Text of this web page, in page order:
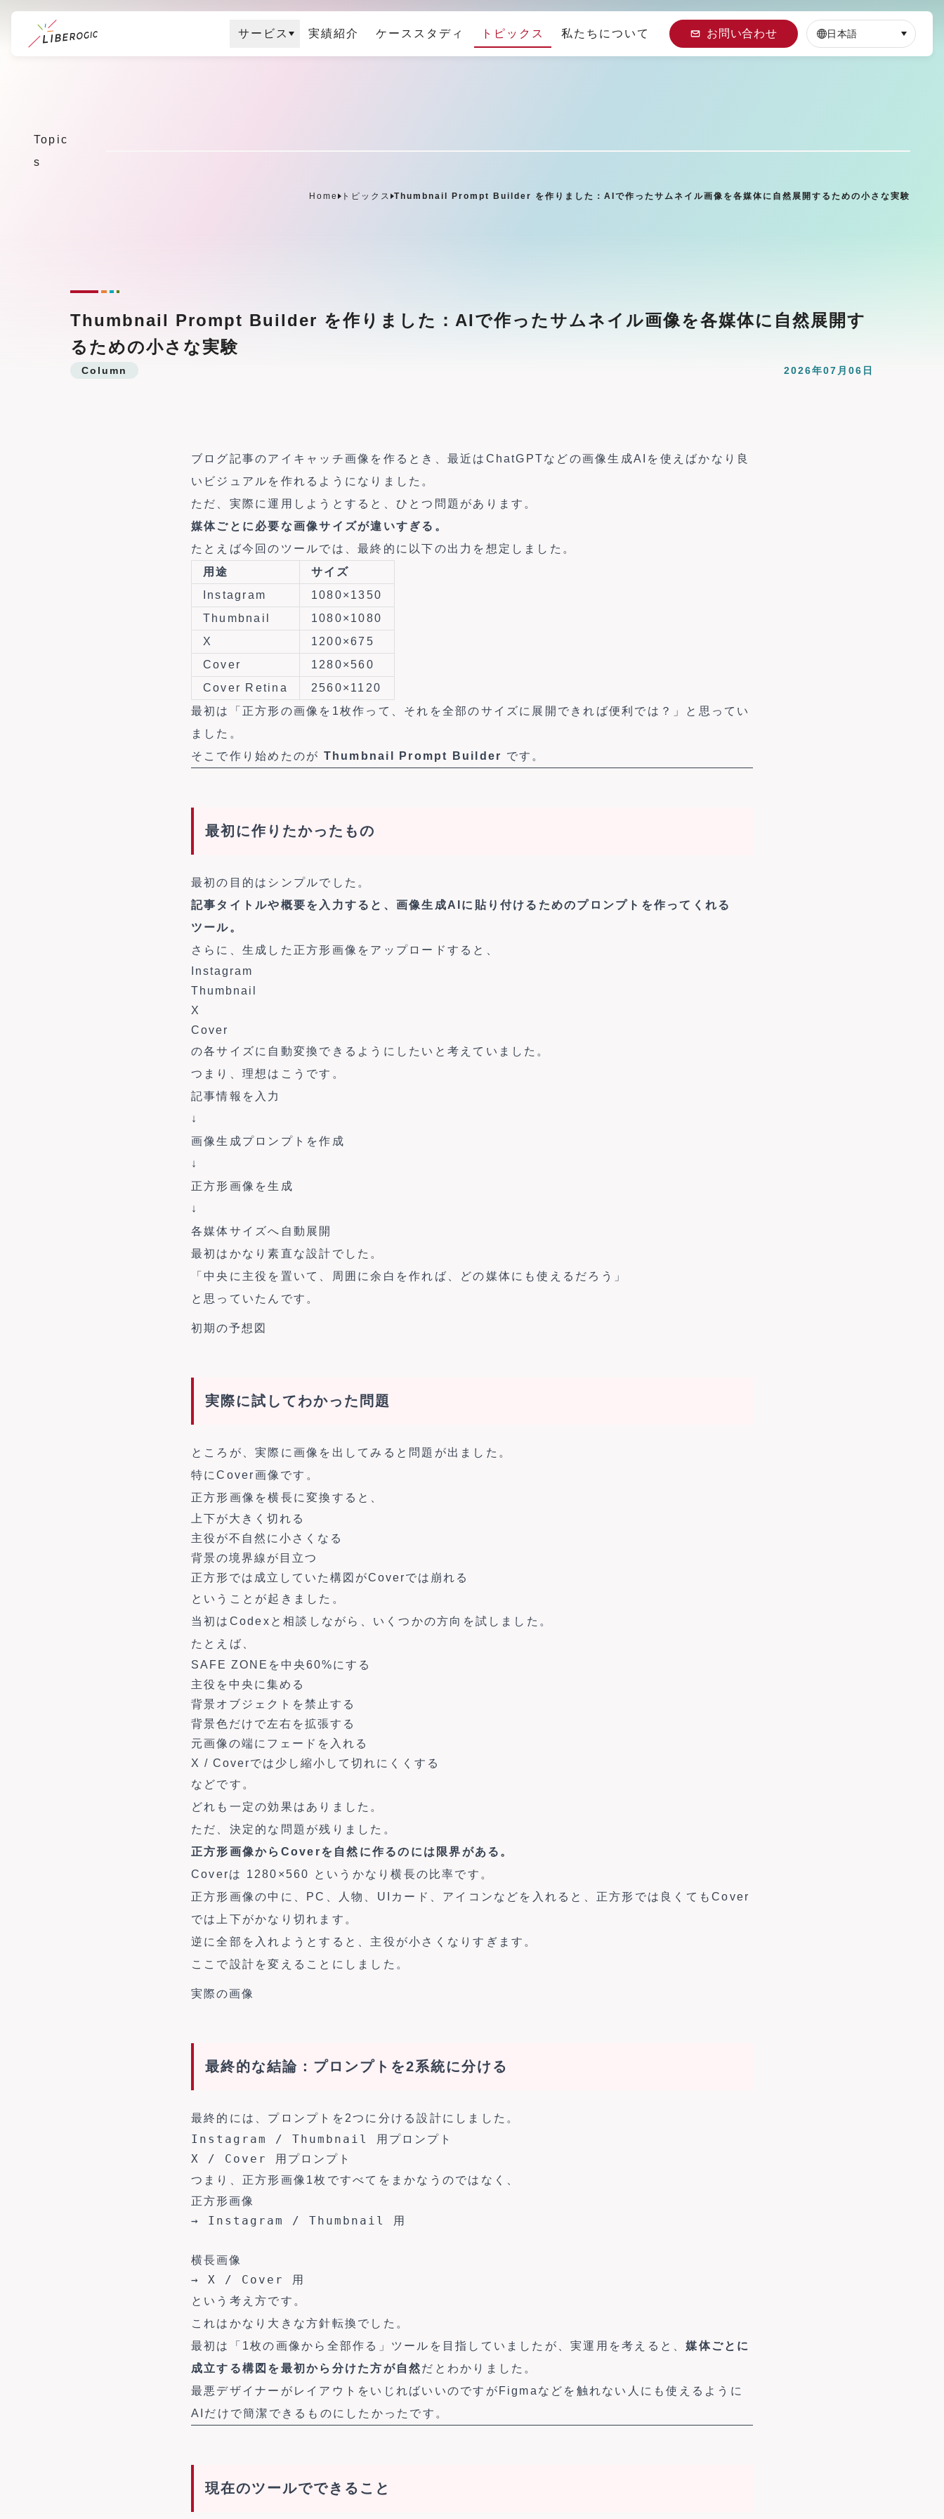
サービス 実績紹介 ケーススタディ トピックス 私たちについて お問い合わせ 日本語
Topic
s
Home トピックス Thumbnail Prompt Builder を作りました：AIで作ったサムネイル画像を各媒体に自然展開するための小さな実験
Thumbnail Prompt Builder を作りました：AIで作ったサムネイル画像を各媒体に自然展開す
るための小さな実験
Column 2026年07月06日
ブログ記事のアイキャッチ画像を作るとき、最近はChatGPTなどの画像生成AIを使えばかなり良
いビジュアルを作れるようになりました。
ただ、実際に運用しようとすると、ひとつ問題があります。
媒体ごとに必要な画像サイズが違いすぎる。
たとえば今回のツールでは、最終的に以下の出力を想定しました。
用途
サイズ
Instagram
1080×1350
Thumbnail
1080×1080
X
1200×675
Cover
1280×560
Cover Retina
2560×1120
最初は「正方形の画像を1枚作って、それを全部のサイズに展開できれば便利では？」と思ってい
ました。
そこで作り始めたのが Thumbnail Prompt Builder です。
最初に作りたかったもの
最初の目的はシンプルでした。
記事タイトルや概要を入力すると、画像生成AIに貼り付けるためのプロンプトを作ってくれる
ツール。
さらに、生成した正方形画像をアップロードすると、
Instagram
Thumbnail
X
Cover
の各サイズに自動変換できるようにしたいと考えていました。
つまり、理想はこうです。
記事情報を入力
↓
画像生成プロンプトを作成
↓
正方形画像を生成
↓
各媒体サイズへ自動展開
最初はかなり素直な設計でした。
「中央に主役を置いて、周囲に余白を作れば、どの媒体にも使えるだろう」
と思っていたんです。
初期の予想図
実際に試してわかった問題
ところが、実際に画像を出してみると問題が出ました。
特にCover画像です。
正方形画像を横長に変換すると、
上下が大きく切れる
主役が不自然に小さくなる
背景の境界線が目立つ
正方形では成立していた構図がCoverでは崩れる
ということが起きました。
当初はCodexと相談しながら、いくつかの方向を試しました。
たとえば、
SAFE ZONEを中央60%にする
主役を中央に集める
背景オブジェクトを禁止する
背景色だけで左右を拡張する
元画像の端にフェードを入れる
X / Coverでは少し縮小して切れにくくする
などです。
どれも一定の効果はありました。
ただ、決定的な問題が残りました。
正方形画像からCoverを自然に作るのには限界がある。
Coverは 1280×560 というかなり横長の比率です。
正方形画像の中に、PC、人物、UIカード、アイコンなどを入れると、正方形では良くてもCover
では上下がかなり切れます。
逆に全部を入れようとすると、主役が小さくなりすぎます。
ここで設計を変えることにしました。
実際の画像
最終的な結論：プロンプトを2系統に分ける
最終的には、プロンプトを2つに分ける設計にしました。
Instagram / Thumbnail 用プロンプト
つまり、正方形画像1枚ですべてをまかなうのではなく、
正方形画像
→ Instagram / Thumbnail 用
横長画像
という考え方です。
これはかなり大きな方針転換でした。
最初は「1枚の画像から全部作る」ツールを目指していましたが、実運用を考えると、媒体ごとに
成立する構図を最初から分けた方が自然だとわかりました。
最悪デザイナーがレイアウトをいじればいいのですがFigmaなどを触れない人にも使えるように
AIだけで簡潔できるものにしたかったです。
現在のツールでできること